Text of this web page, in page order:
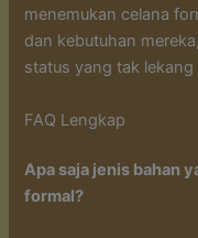
menemukan celana
dan kebutuhan
status yang tak lekang
FAQ Lengkap
Apa saja jenis bahan
formal?